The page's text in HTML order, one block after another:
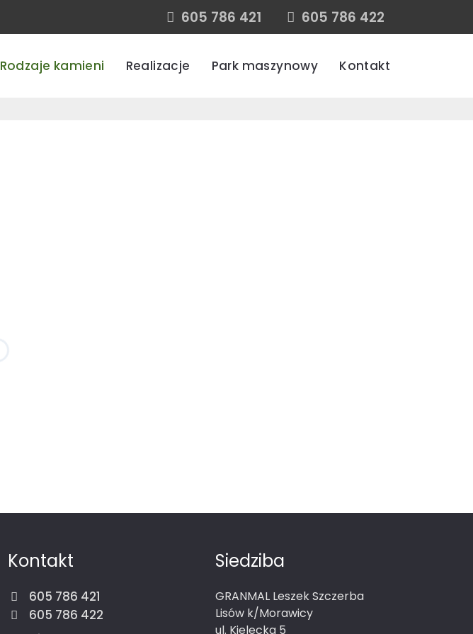
605 786 422
605 786 421
Rodzaje kamieni Realizacje Park maszynowy Kontakt
Kontakt
605 786 421
605 786 422
Siedziba
GRANMAL Leszek Szczerba
Lisów k/Morawicy
ul. Kielecka 5